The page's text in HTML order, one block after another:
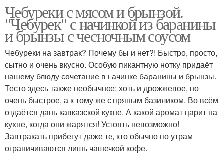
Чебуреки с мясом и брынзой.
"Чебурек" с начинкой из баранины
и брынзы с чесночным соусом
Чебуреки на завтрак? Почему бы и нет?! Быстро, просто,
сытно и очень вкусно. Особую пикантную нотку придаёт
нашему блюду сочетание в начинке баранины и брынзы.
Тесто здесь также необычное: хоть и дрожжевое, но
очень быстрое, а к тому же с пряным базиликом. Во всём
отдаётся дань кавказской кухне. А какой аромат царит на
кухне, когда они жарятся! Устоять невозможно!
Завтракать прибегут даже те, кто обычно по утрам
ограничиваются лишь чашечкой кофе.